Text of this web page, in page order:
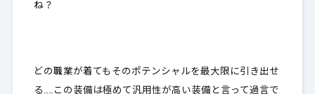
ね？
どの職業が着てもそのポテンシャルを最大限に引き出せ
る……この装備は極めて汎用性が高い装備と言って過言で